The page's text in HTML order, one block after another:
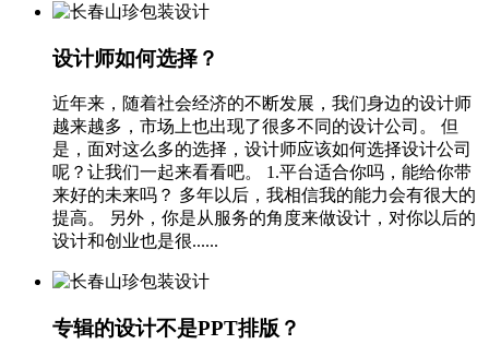
设计师如何选择？
近年来，随着社会经济的不断发展，我们身边的设计师
越来越多，市场上也出现了很多不同的设计公司。 但
是，面对这么多的选择，设计师应该如何选择设计公司
呢？让我们一起来看看吧。 1.平台适合你吗，能给你带
来好的未来吗？ 多年以后，我相信我的能力会有很大的
提高。 另外，你是从服务的角度来做设计，对你以后的
设计和创业也是很......
专辑的设计不是PPT排版？